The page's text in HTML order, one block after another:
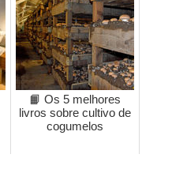
📙 Os 5 melhores
livros sobre cultivo de
cogumelos